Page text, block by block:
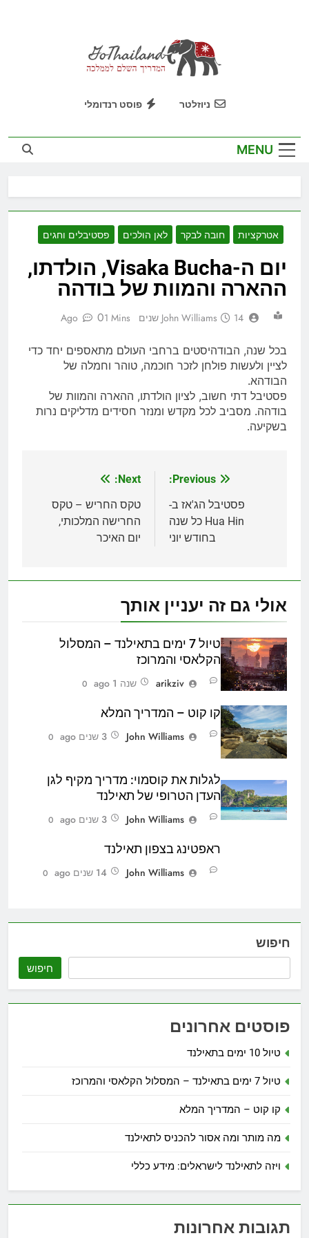
GoThailand
המדריך השלם לממלכה
ניוזלטר פוסט רנדומלי
MENU
אטרקציות חובה לבקר לאן הולכים פסטיבלים וחגים
יום ה-Visaka Bucha, הולדתו,
ההארה והמוות של בודהה
John Williams 14 שנים Ago 01 Mins
בכל שנה, הבודהיסטים ברחבי העולם מתאספים יחד כדי
לציין ולעשות פולחן לזכר חוכמה, טוהר וחמלה של
הבודהא.
פסטיבל דתי חשוב, לציון הולדתו, ההארה והמוות של
בודהה. מסביב לכל מקדש ומנזר חסידים מדליקים נרות
בשקיעה.
Previous:
פסטיבל הג'אז ב-
Hua Hin כל שנה
בחודש יוני
Next:
טקס החריש – טקס
החרישה המלכותי,
יום האיכר
אולי גם זה יעניין אותך
טיול 7 ימים בתאילנד – המסלול
הקלאסי והמרוכז
arikziv
שנה 1 ago 0
קו קוט – המדריך המלא
John Williams
3 שנים ago 0
לגלות את קוסמוי: מדריך מקיף לגן
העדן הטרופי של תאילנד
John Williams
3 שנים ago 0
ראפטינג בצפון תאילנד
John Williams
14 שנים ago 0
חיפוש
חיפוש
פוסטים אחרונים
טיול 10 ימים בתאילנד
טיול 7 ימים בתאילנד – המסלול הקלאסי והמרוכז
קו קוט – המדריך המלא
מה מותר ומה אסור להכניס לתאילנד
ויזה לתאילנד לישראלים: מידע כללי
תגובות אחרונות